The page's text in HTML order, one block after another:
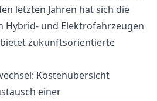
letzten Jahren hat sich die
Hybrid- und Elektrofahrzeugen
zukunftsorientierte
Kostenübersicht
einer